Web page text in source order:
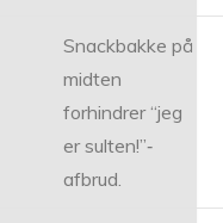
Snackbakke på
midten
forhindrer “jeg
er sulten!”‐
afbrud.